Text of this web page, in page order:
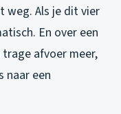
Als je dit vier
En over een
afvoer meer,
naar een